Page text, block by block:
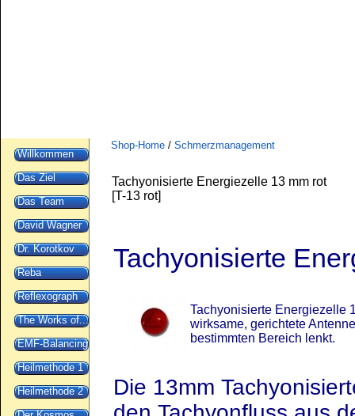
Willkommen
Das Ziel
Das Team
David Wagner
Dr. Korotkov
Reba
Reflexograph
The Works of...
EMF-Balancing
Heilmethode 1
Heilmethode 2
Shop-Home / Schmerzmanagement
Tachyonisierte Energiezelle 13 mm rot
[T-13 rot]
Tachyonisierte
Tachyonisierte Energiezelle
wirksame, gerichtete
bestimmten Bereich lenkt.
Die 13mm